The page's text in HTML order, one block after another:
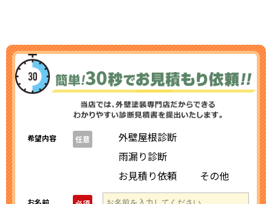
希望内容 任意
外壁屋根診断
雨漏り診断
お見積り依頼
その他
お名前